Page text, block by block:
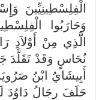
الْفِلِسْطِينِيِّينَ
وَحَارَبُوا
الَّذِي مِنْ أَوْلاَدِ
نُحَاسٍ وَقَدْ تَقَلَّدَ
أَبِيشَايُ ابْنُ
حَلَفَ رِجَالُ دَاوُدَ